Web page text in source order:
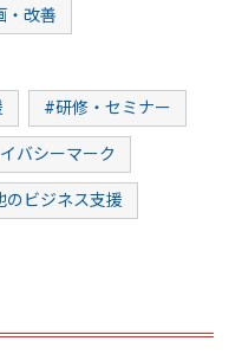
・改善
#研修・セミナー
バシーマーク
のビジネス支援